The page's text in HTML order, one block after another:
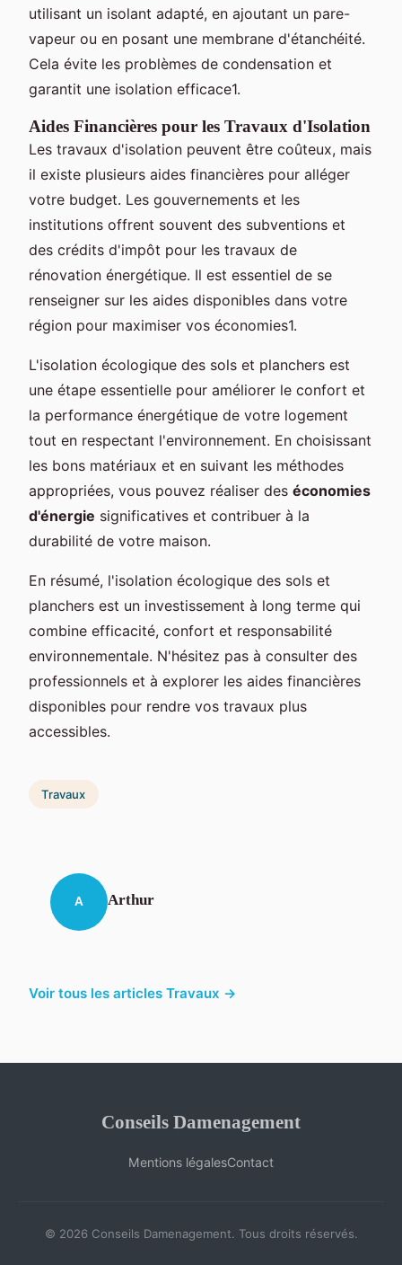
utilisant un isolant adapté, en ajoutant un pare-
vapeur ou en posant une membrane d'étanchéité.
Cela évite les problèmes de condensation et
garantit une isolation efficace1.
Aides Financières pour les Travaux d'Isolation
Les travaux d'isolation peuvent être coûteux, mais
il existe plusieurs aides financières pour alléger
votre budget. Les gouvernements et les
institutions offrent souvent des subventions et
des crédits d'impôt pour les travaux de
rénovation énergétique. Il est essentiel de se
renseigner sur les aides disponibles dans votre
région pour maximiser vos économies1.
L'isolation écologique des sols et planchers est
une étape essentielle pour améliorer le confort et
la performance énergétique de votre logement
tout en respectant l'environnement. En choisissant
les bons matériaux et en suivant les méthodes
appropriées, vous pouvez réaliser des économies
d'énergie significatives et contribuer à la
durabilité de votre maison.
En résumé, l'isolation écologique des sols et
planchers est un investissement à long terme qui
combine efficacité, confort et responsabilité
environnementale. N'hésitez pas à consulter des
professionnels et à explorer les aides financières
disponibles pour rendre vos travaux plus
accessibles.
Travaux
A Arthur
Voir tous les articles Travaux →
Conseils Damenagement
Mentions légalesContact
© 2026 Conseils Damenagement. Tous droits réservés.